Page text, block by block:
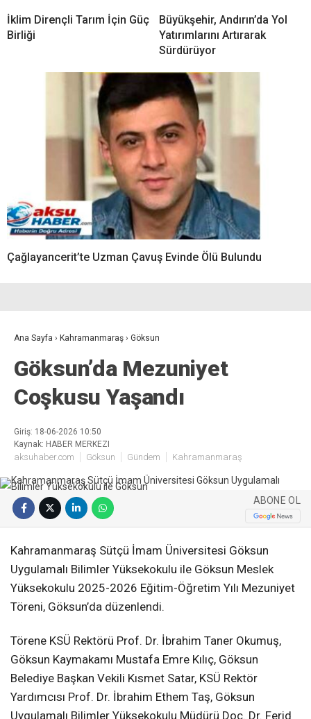
İklim Dirençli Tarım İçin Güç
Birliği
Büyükşehir, Andırın’da Yol
Yatırımlarını Artırarak
Sürdürüyor
Çağlayancerit’te Uzman Çavuş Evinde Ölü Bulundu
Ana Sayfa › Kahramanmaraş › Göksun
Göksun’da Mezuniyet
Coşkusu Yaşandı
Giriş: 18-06-2026 10:50
Kaynak: HABER MERKEZI
aksuhaber.com Göksun Gündem Kahramanmaraş
ABONE OL
Kahramanmaraş Sütçü İmam Üniversitesi Göksun
Uygulamalı Bilimler Yüksekokulu ile Göksun Meslek
Yüksekokulu 2025-2026 Eğitim-Öğretim Yılı Mezuniyet
Töreni, Göksun’da düzenlendi.
Törene KSÜ Rektörü Prof. Dr. İbrahim Taner Okumuş,
Göksun Kaymakamı Mustafa Emre Kılıç, Göksun
Belediye Başkan Vekili Kısmet Satar, KSÜ Rektör
Yardımcısı Prof. Dr. İbrahim Ethem Taş, Göksun
Uygulamalı Bilimler Yüksekokulu Müdürü Doç. Dr. Ferid